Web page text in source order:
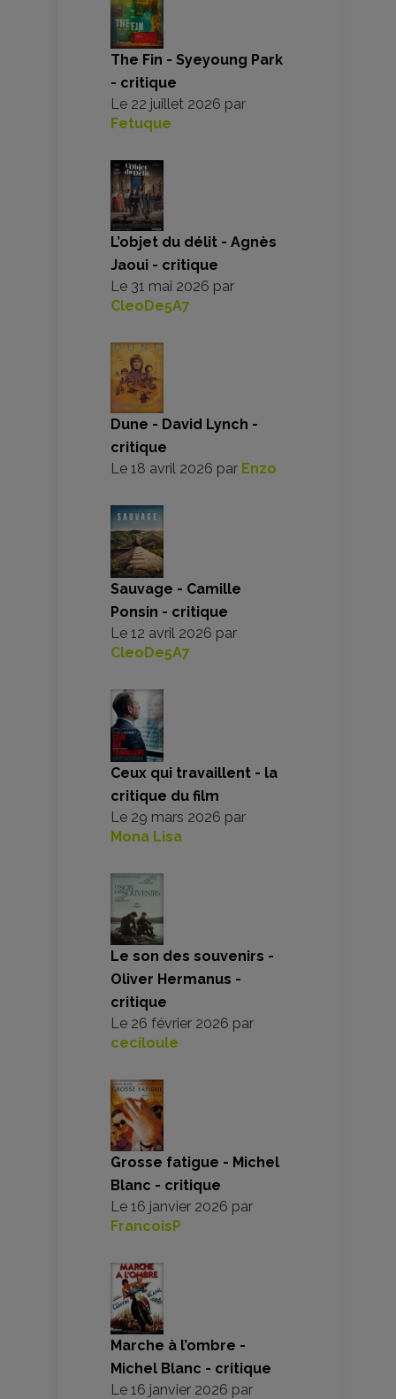
The Fin - Syeyoung Park
- critique
Le 22 juillet 2026 par
Fetuque
L’objet du délit - Agnès
Jaoui - critique
Le 31 mai 2026 par
CleoDe5A7
Dune - David Lynch -
critique
Le 18 avril 2026 par Enzo
Sauvage - Camille
Ponsin - critique
Le 12 avril 2026 par
CleoDe5A7
Ceux qui travaillent - la
critique du film
Le 29 mars 2026 par
Mona Lisa
Le son des souvenirs -
Oliver Hermanus -
critique
Le 26 février 2026 par
ceciloule
Grosse fatigue - Michel
Blanc - critique
Le 16 janvier 2026 par
FrancoisP
Marche à l’ombre -
Michel Blanc - critique
Le 16 janvier 2026 par